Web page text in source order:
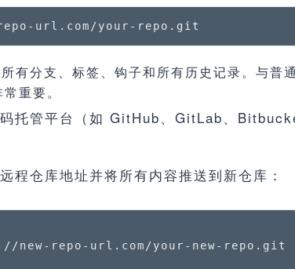
url.com/your-repo.git
有分支、标签、钩子和所有历史记录。与普
重要。
码托管平台（如 GitHub、GitLab、
程仓库地址并将所有内容推送到新仓库：
repo-url.com/your-new-repo.git